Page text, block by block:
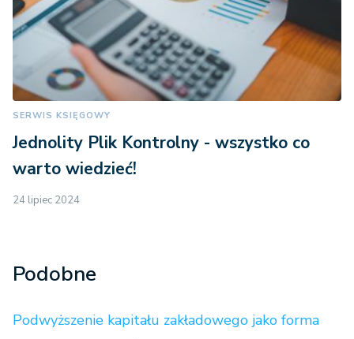
SERWIS KSIĘGOWY
Jednolity Plik Kontrolny - wszystko co
warto wiedzieć!
24 lipiec 2024
Podobne
Podwyższenie kapitału zakładowego jako forma